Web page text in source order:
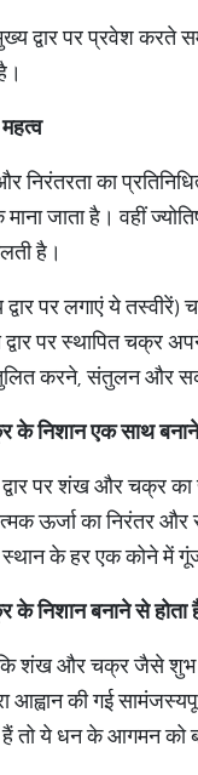
द्वार पर प्रवेश
निरंतरता का
जाता है। वहीं
है।
पर लगाएं ये
पर स्थापित चक्र
करने, संतुलन और
के निशान एक साथ
द्वार पर शंख और चक्र
ऊर्जा का निरंतर
स्थान के हर एक कोने में
के निशान बनाने से होता
कि शंख और चक्र जैसे शुभ
आह्वान की गई
हैं तो ये धन के आगमन